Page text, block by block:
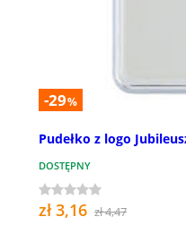
-29%
Pudełko z logo
DOSTĘPNY
zł 3,16 zł 4,47